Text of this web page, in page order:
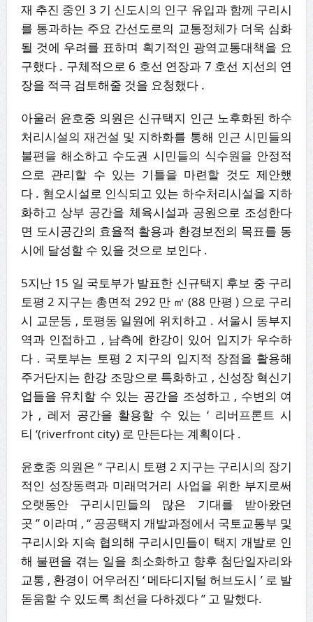
재 추진 중인 3 기 신도시의 인구 유입과 함께 구리시
를 통과하는 주요 간선도로의 교통정체가 더욱 심화
될 것에 우려를 표하며 획기적인 광역교통대책을 요
구했다 . 구체적으로 6 호선 연장과 7 호선 지선의 연
장을 적극 검토해줄 것을 요청했다 .
아울러 윤호중 의원은 신규택지 인근 노후화된 하수
처리시설의 재건설 및 지하화를 통해 인근 시민들의
불편을 해소하고 수도권 시민들의 식수원을 안정적
으로 관리할 수 있는 기틀을 마련할 것도 제안했
다 . 혐오시설로 인식되고 있는 하수처리시설을 지하
화하고 상부 공간을 체육시설과 공원으로 조성한다
면 도시공간의 효율적 활용과 환경보전의 목표를 동
시에 달성할 수 있을 것으로 보인다 .
5지난 15 일 국토부가 발표한 신규택지 후보 중 구리
토평 2 지구는 총면적 292 만 ㎡ (88 만평 ) 으로 구리
시 교문동 , 토평동 일원에 위치하고 . 서울시 동부지
역과 인접하고 , 남측에 한강이 있어 입지가 우수하
다 . 국토부는 토평 2 지구의 입지적 장점을 활용해
주거단지는 한강 조망으로 특화하고 , 신성장 혁신기
업들을 유치할 수 있는 공간을 조성하고 , 수변의 여
가 , 레저 공간을 활용할 수 있는 ‘ 리버프론트 시
티 ‘(riverfront city) 로 만든다는 계획이다 .
윤호중 의원은 “ 구리시 토평 2 지구는 구리시의 장기
적인 성장동력과 미래먹거리 사업을 위한 부지로써
오랫동안 구리시민들의 많은 기대를 받아왔던
곳 ” 이라며 , “ 공공택지 개발과정에서 국토교통부 및
구리시와 지속 협의해 구리시민들이 택지 개발로 인
해 불편을 겪는 일을 최소화하고 향후 첨단일자리와
교통 , 환경이 어우러진 ‘ 메타디지털 허브도시 ’ 로 발
돋움할 수 있도록 최선을 다하겠다 ” 고 말했다.